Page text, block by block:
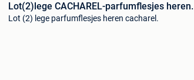
Lot(2)lege CACHAREL-parfumflesjes heren.
Lot (2) lege parfumflesjes heren cacharel.